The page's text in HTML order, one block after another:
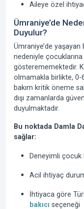
Aileye özel
Ümraniye’de
Duyulur?
Ümraniye’de
nedeniyle
gösterememektedir.
olmamakla birlikte, 0-
bakım kritik öneme
dışı zamanlarda
duyulmaktadır.
Bu noktada Damla
sağlar:
Deneyimli çocuk
Acil ihtiyaç
İhtiyaca göre
bakıcı seçeneği